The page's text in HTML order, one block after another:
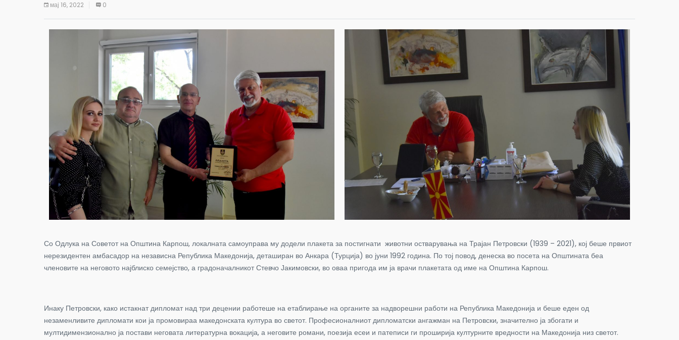
мај 16, 2022 0
Со Одлука на Советот на Општина Карпош, локалната самоуправа му додели плакета за постигнати животни остварувања на Трајан Петровски (1939 – 2021), кој беше првиот
нерезидентен амбасадор на независна Република Македонија, деташиран во Анкара (Турција) во јуни 1992 година. По тој повод, денеска во посета на Општината беа
членовите на неговото најблиско семејство, а градоначалникот Стевчо Јакимовски, во оваа пригода им ја врачи плакетата од име на Општина Карпош.
Инаку Петровски, како истакнат дипломат над три децении работеше на етаблирање на органите за надворешни работи на Република Македонија и беше еден од
незаменливите дипломати кои ја промовираа македонската култура во светот. Професионалниот дипломатски ангажман на Петровски, значително ја збогати и
мултидимензионално ја постави неговата литературна вокација, а неговите романи, поезија есеи и патеписи ги проширија културните вредности на Македонија низ светот.